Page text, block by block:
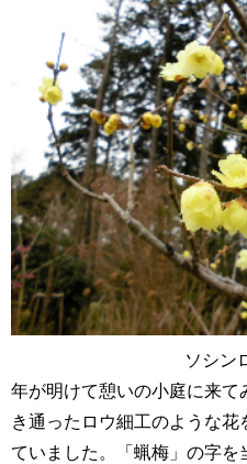
ソシン
年が明けて憩いの小庭に来
き通ったロウ細工のような
ていました。「蝋梅」の字を